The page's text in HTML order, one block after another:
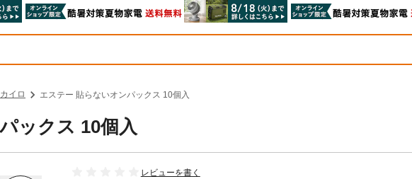
カイロ エステー 貼らないオンパックス 10個入
ックス 10個入
レビューを書く